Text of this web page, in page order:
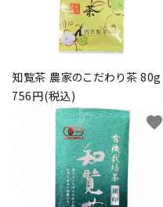
知覧茶 農家のこだわり茶 80g
756円(税込)
favorite